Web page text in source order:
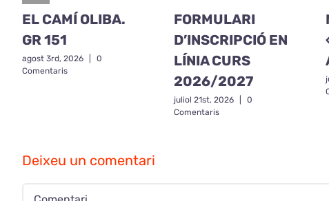
EL CAMÍ OLIBA.
GR 151
agost 3rd, 2026
0
Comentaris
FORMULARI
D’INSCRIPCIÓ EN
LÍNIA CURS
2026/2027
juliol 21st, 2026
0
Comentaris
Deixeu un comentari
Comment